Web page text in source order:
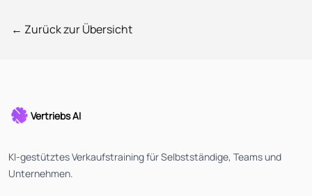
← Zurück zur Übersicht
Vertriebs AI
KI-gestütztes Verkaufstraining für Selbstständige, Teams und
Unternehmen.